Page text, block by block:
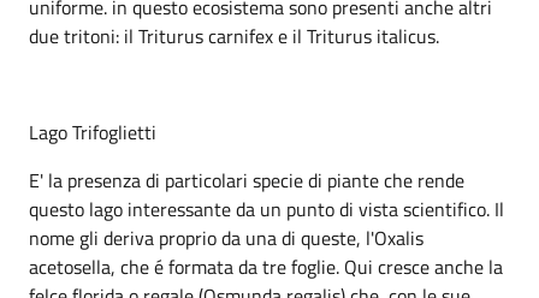
uniforme. in questo ecosistema sono presenti anche altri
due tritoni: il Triturus carnifex e il Triturus italicus.
Lago Trifoglietti
E' la presenza di particolari specie di piante che rende
questo lago interessante da un punto di vista scientifico. Il
nome gli deriva proprio da una di queste, l'Oxalis
acetosella, che é formata da tre foglie. Qui cresce anche la